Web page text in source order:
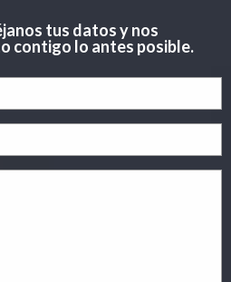
tus datos y nos
contigo lo antes posible.